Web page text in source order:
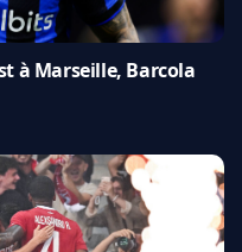
à Marseille, Barcola